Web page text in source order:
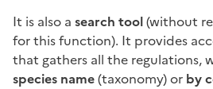
It is also a search tool(without
for this function). It provides
that gathers all the regulations,
species name(taxonomy) or by